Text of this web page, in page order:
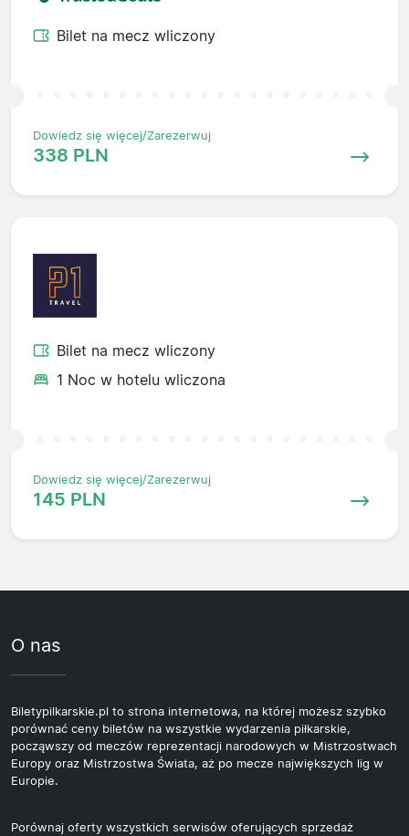
Bilet na mecz wliczony
Dowiedz się więcej/Zarezerwuj
338 PLN
Bilet na mecz wliczony
1 Noc w hotelu wliczona
Dowiedz się więcej/Zarezerwuj
145 PLN
O nas
Biletypilkarskie.pl to strona internetowa, na której możesz szybko
porównać ceny biletów na wszystkie wydarzenia piłkarskie,
począwszy od meczów reprezentacji narodowych w Mistrzostwach
Europy oraz Mistrzostwa Świata, aż po mecze największych lig w
Europie.
Porównaj oferty wszystkich serwisów oferujących sprzedaż